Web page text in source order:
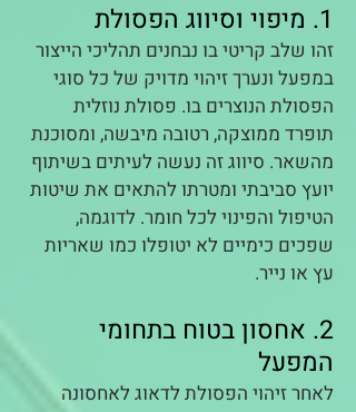
1. מיפוי וסיווג הפסולת
זהו שלב קריטי בו נבחנים תהליכי הייצור
במפעל ונערך זיהוי מדויק של כל סוגי
הפסולת הנוצרים בו. פסולת נוזלית
תופרד ממוצקה, רטובה מיבשה, ומסוכנת
מהשאר. סיווג זה נעשה לעיתים בשיתוף
יועץ סביבתי ומטרתו להתאים את שיטות
הטיפול והפינוי לכל חומר. לדוגמה,
שפכים כימיים לא יטופלו כמו שאריות
עץ או נייר.
2. אחסון בטוח בתחומי
המפעל
לאחר זיהוי הפסולת לדאוג לאחסונה